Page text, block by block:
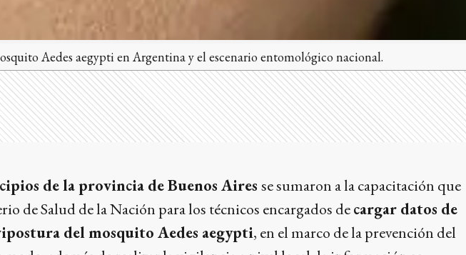
Aedes aegypti en Argentina y el escenario entomológico nacional.
de la provincia de Buenos Aires se sumaron a la capacitación que
de Salud de la Nación para los técnicos encargados decargar datos de
del mosquito Aedes aegypti, en el marco de la prevención del